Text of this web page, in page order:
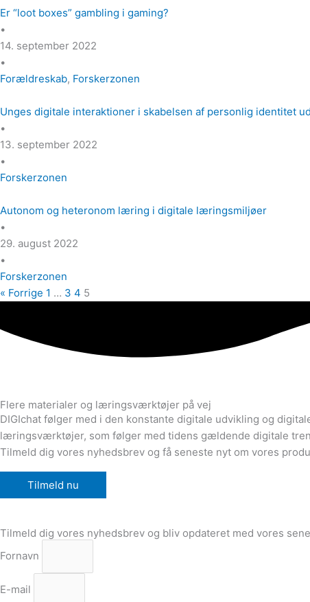
Er “loot boxes” gambling i gaming?
•
14. september 2022
•
Forældreskab, Forskerzonen
Unges digitale interaktioner i skabelsen af personlig identitet
•
13. september 2022
•
Forskerzonen
Autonom og heteronom læring i digitale læringsmiljøer
•
29. august 2022
•
Forskerzonen
« Forrige 1 … 3 4 5
Flere materialer og læringsværktøjer på vej
DIGIchat følger med i den konstante digitale udvikling og
læringsværktøjer, som følger med tidens gældende digitale
Tilmeld dig vores nyhedsbrev og få seneste nyt om vores
Tilmeld nu
Tilmeld dig vores nyhedsbrev og bliv opdateret med vores
Fornavn
E-mail